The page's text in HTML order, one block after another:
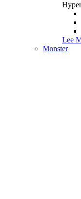
Lee
Monster